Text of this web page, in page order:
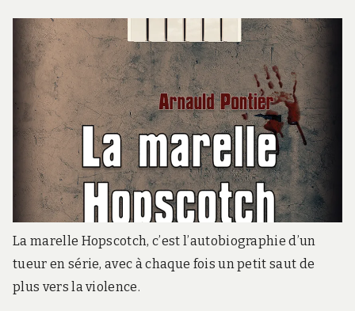
0
)
La marelle Hopscotch, c’est l’autobiographie d’un
tueur en série, avec à chaque fois un petit saut de
plus vers la violence.